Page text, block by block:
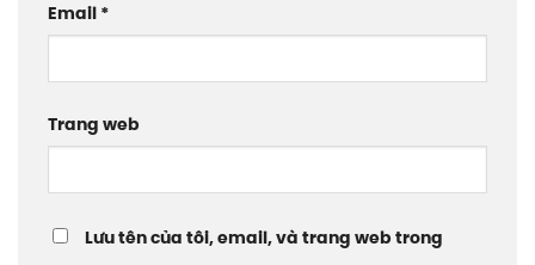
Email *
Trang web
Lưu tên của tôi, email, và trang web trong